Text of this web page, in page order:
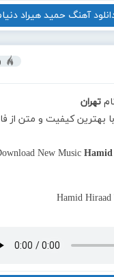
آهنگ حمید هیراد
تهران
بهترین کیفیت و متن از
New Music